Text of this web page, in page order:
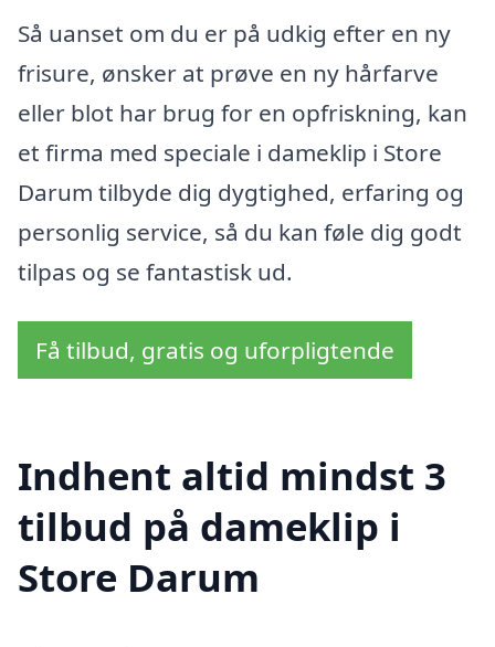
Så uanset om du er på udkig efter en ny
frisure, ønsker at prøve en ny hårfarve
eller blot har brug for en opfriskning, kan
et firma med speciale i dameklip i Store
Darum tilbyde dig dygtighed, erfaring og
personlig service, så du kan føle dig godt
tilpas og se fantastisk ud.
Få tilbud, gratis og uforpligtende
Indhent altid mindst 3
tilbud på dameklip i
Store Darum